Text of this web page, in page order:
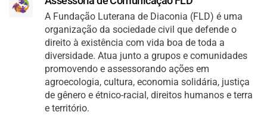
A Fundação Luterana de Diaconia (FLD) é uma
organização da sociedade civil que defende o
direito à existência com vida boa de toda a
diversidade. Atua junto a grupos e comunidades
promovendo e assessorando ações em
agroecologia, cultura, economia solidária, justiça
de gênero e étnico-racial, direitos humanos e terra
e território.